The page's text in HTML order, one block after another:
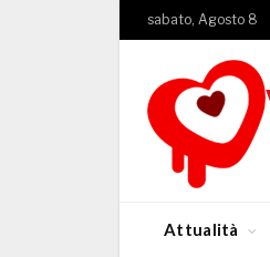
sabato, Agosto 8
Attualità